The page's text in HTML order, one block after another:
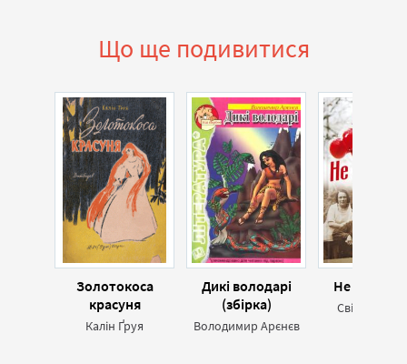
Що ще подивитися
Золотокоса
красуня
Калін Ґруя
Дикі володарі
(збірка)
Володимир Арєнєв
Не
Світлана